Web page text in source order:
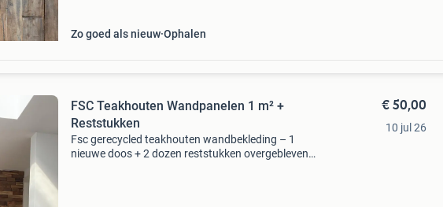
Zo goed als nieuw Ophalen
FSC Teakhouten Wandpanelen 1 m² +
Reststukken
Fsc gerecycled teakhouten wandbekleding – 1
nieuwe doos + 2 dozen reststukken overgebleven
€ 50,00
10 jul 26